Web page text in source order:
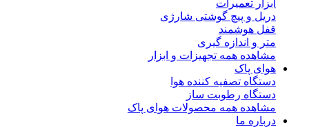
ابزار تعمیرات
دریل و پیچ گوشتی شارژی
قفل هوشمند
متر و اندازه گیری
مشاهده همه تجهیزات و ابزار
هوای پاک
دستگاه تصفیه کننده هوا
دستگاه رطوبت ساز
مشاهده همه محصولات هوای پاک
درباره ما